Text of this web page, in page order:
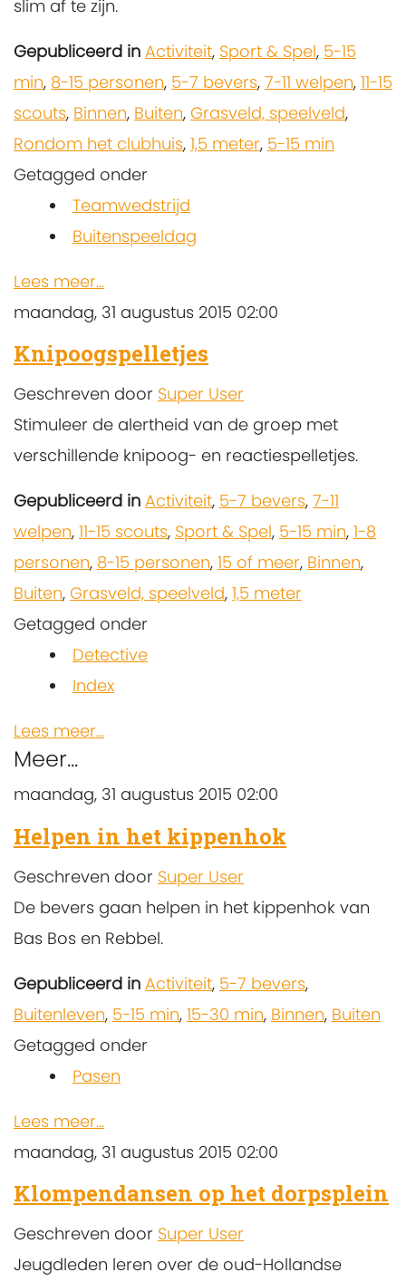
slim af te zijn.
Gepubliceerd in Activiteit, Sport & Spel, 5-15
min, 8-15 personen, 5-7 bevers, 7-11 welpen, 11-15
scouts, Binnen, Buiten, Grasveld, speelveld,
Rondom het clubhuis, 1,5 meter, 5-15 min
Getagged onder
Teamwedstrijd
Buitenspeeldag
Lees meer...
maandag, 31 augustus 2015 02:00
Knipoogspelletjes
Geschreven door Super User
Stimuleer de alertheid van de groep met
verschillende knipoog- en reactiespelletjes.
Gepubliceerd in Activiteit, 5-7 bevers, 7-11
welpen, 11-15 scouts, Sport & Spel, 5-15 min, 1-8
personen, 8-15 personen, 15 of meer, Binnen,
Buiten, Grasveld, speelveld, 1,5 meter
Getagged onder
Detective
Index
Lees meer...
Meer...
maandag, 31 augustus 2015 02:00
Helpen in het kippenhok
Geschreven door Super User
De bevers gaan helpen in het kippenhok van
Bas Bos en Rebbel.
Gepubliceerd in Activiteit, 5-7 bevers,
Buitenleven, 5-15 min, 15-30 min, Binnen, Buiten
Getagged onder
Pasen
Lees meer...
maandag, 31 augustus 2015 02:00
Klompendansen op het dorpsplein
Geschreven door Super User
Jeugdleden leren over de oud-Hollandse